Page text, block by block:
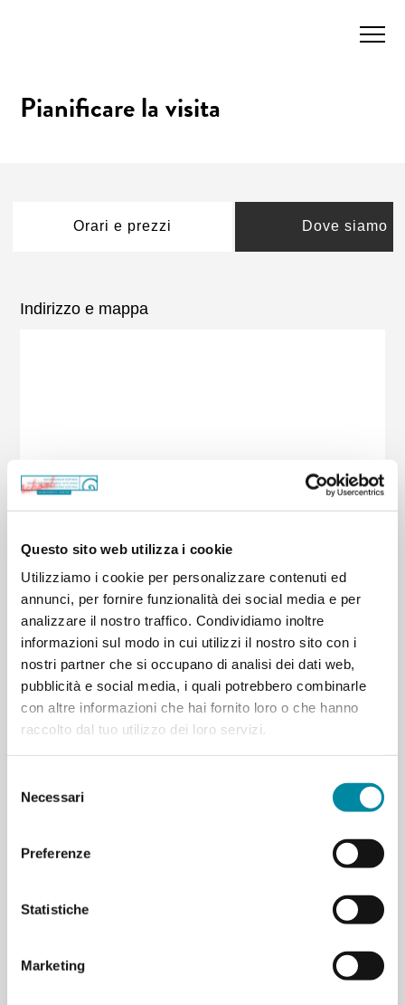
Questo sito web utilizza i cookie
Utilizziamo i cookie per personalizzare contenuti ed
annunci, per fornire funzionalità dei social media e per
analizzare il nostro traffico. Condividiamo inoltre
informazioni sul modo in cui utilizzi il nostro sito con i
nostri partner che si occupano di analisi dei dati web,
pubblicità e social media, i quali potrebbero combinarle
con altre informazioni che hai fornito loro o che hanno
raccolto dal tuo utilizzo dei loro servizi.
delNecessari
Preferenze
Statistiche
Marketing
Pianificare la visita
Orari e prezzi Dove siamo
Indirizzo e mappa
Come arrivare al museo
Coi mezzi pubblici